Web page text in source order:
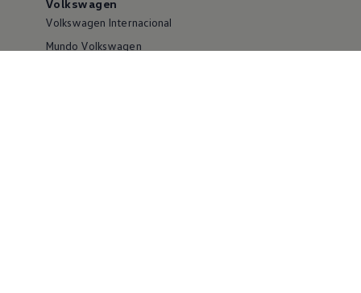
Volkswagen
Volkswagen Internacional
Mundo Volkswagen